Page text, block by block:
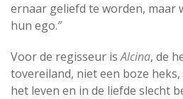
ernaar geliefd te worden, maar
hun ego.″
Voor de regisseur isAlcina, de
tovereiland, niet een boze
het leven en in de liefde slecht